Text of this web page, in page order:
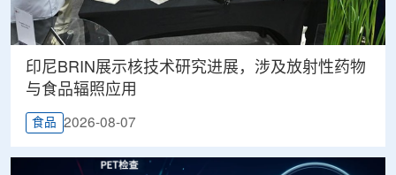
印尼BRIN展示核技术研究进展，涉及放射性药物
与食品辐照应用
食品 2026-08-07